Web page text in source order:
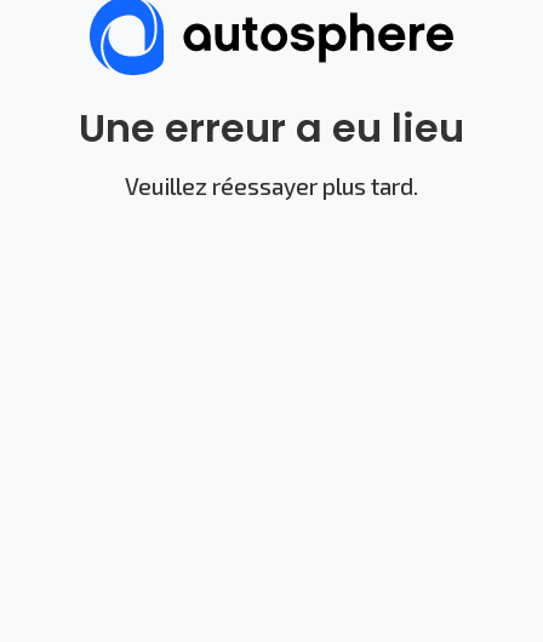
Une erreur a eu lieu
Veuillez réessayer plus tard.